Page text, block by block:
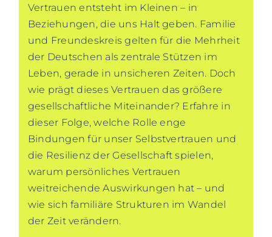
Vertrauen entsteht im Kleinen – in
Beziehungen, die uns Halt geben. Familie
und Freundeskreis gelten für die Mehrheit
der Deutschen als zentrale Stützen im
Leben, gerade in unsicheren Zeiten. Doch
wie prägt dieses Vertrauen das größere
gesellschaftliche Miteinander? Erfahre in
dieser Folge, welche Rolle enge
Bindungen für unser Selbstvertrauen und
die Resilienz der Gesellschaft spielen,
warum persönliches Vertrauen
weitreichende Auswirkungen hat – und
wie sich familiäre Strukturen im Wandel
der Zeit verändern.